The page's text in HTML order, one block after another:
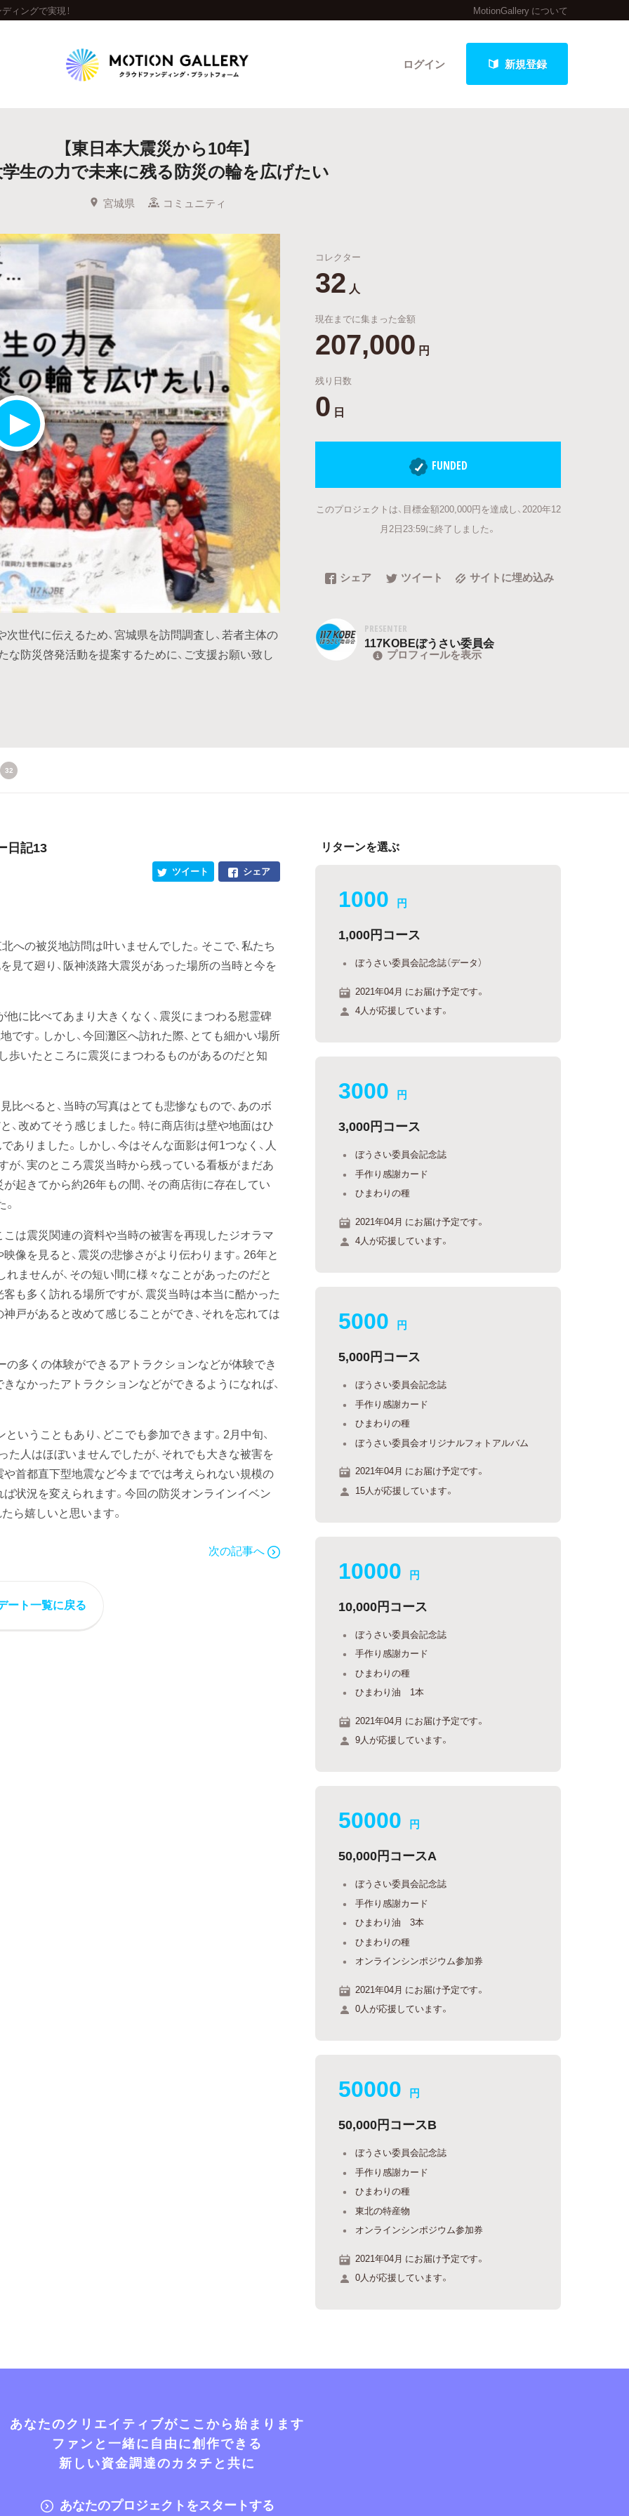
ィングで実現！ MotionGallery について
ログイン 新規登録
のプロジェクト 新着プロジェクト 終了間近のプロジェクト
Feature
タグから探す キュレーターから探す 特集から探す
Legendary
最新達成プロジェクト 調達額が大きいプロジェクト
【東日本大震災から10年】
生の力で未来に残る防災の輪を広げたい
宮城県 コミュニティ
世代に伝えるため、宮城県を訪問調査し、若者主体の
防災啓発活動を提案するために、ご支援お願い致し
コレクター
32 人
現在までに集まった金額
207,000 円
残り日数
0 日
FUNDED
このプロジェクトは、目標金額200,000円を達成し、2020年12
月2日23:59に終了しました。
シェア ツイート サイトに埋め込み
PRESENTER
117KOBEぼうさい委員会
プロフィールを表示
32
日記13
シェア
ツイート
への被災地訪問は叶いませんでした。そこで、私たち
見て廻り、阪神淡路大震災があった場所の当時と今を
に比べてあまり大きくなく、震災にまつわる慰霊碑
す。しかし、今回灘区へ訪れた際、とても細かい場所
歩いたところに震災にまつわるものがあるのだと知
べると、当時の写真はとても悲惨なもので、あのボ
改めてそう感じました。特に商店街は壁や地面はひ
ありました。しかし、今はそんな面影は何1つなく、人
、実のところ震災当時から残っている看板がまだあ
起きてから約26年もの間、その商店街に存在してい
は震災関連の資料や当時の被害を再現したジオラマ
像を見ると、震災の悲惨さがより伝わります。26年と
ませんが、その短い間に様々なことがあったのだと
も多く訪れる場所ですが、震災当時は本当に酷かった
戸があると改めて感じることができ、それを忘れては
多くの体験ができるアトラクションなどが体験でき
なかったアトラクションなどができるようになれば、
いうこともあり、どこでも参加できます。2月中旬、
人はほぼいませんでしたが、それでも大きな被害を
首都直下型地震など今まででは考えられない規模の
状況を変えられます。今回の防災オンラインイベン
ら嬉しいと思います。
次の記事へ
ート一覧に戻る
リターンを選ぶ
1000 円
1,000円コース
ぼうさい委員会記念誌（データ）
2021年04月 にお届け予定です。
4人が応援しています。
3000 円
3,000円コース
ぼうさい委員会記念誌
手作り感謝カード
ひまわりの種
2021年04月 にお届け予定です。
4人が応援しています。
5000 円
5,000円コース
ぼうさい委員会記念誌
手作り感謝カード
ひまわりの種
ぼうさい委員会オリジナルフォトアルバム
2021年04月 にお届け予定です。
15人が応援しています。
10000 円
10,000円コース
ぼうさい委員会記念誌
手作り感謝カード
ひまわりの種
ひまわり油 1本
2021年04月 にお届け予定です。
9人が応援しています。
50000 円
50,000円コースA
ぼうさい委員会記念誌
手作り感謝カード
ひまわり油 3本
ひまわりの種
オンラインシンポジウム参加券
2021年04月 にお届け予定です。
0人が応援しています。
50000 円
50,000円コースB
ぼうさい委員会記念誌
手作り感謝カード
ひまわりの種
東北の特産物
オンラインシンポジウム参加券
2021年04月 にお届け予定です。
0人が応援しています。
あなたのクリエイティブがここから始まります
ファンと一緒に自由に創作できる
新しい資金調達のカタチと共に
あなたのプロジェクトをスタートする